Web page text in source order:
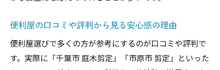
便利屋の口コミや評判から見る安心感の理由
便利屋選びで多くの方が参考にするのが口コミや評判で
す。実際に「千葉市 庭木剪定」「市原市 剪定」といった